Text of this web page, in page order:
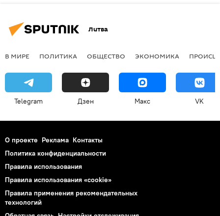
Литва
В МИРЕ ПОЛИТИКА ОБЩЕСТВО ЭКОНОМИКА
Telegram Дзен Макс VK
О проекте Реклама Контакты
Политика конфиденциальности
Правила использования
Правила использования «cookie»
Правила применения рекомендательных
технологий